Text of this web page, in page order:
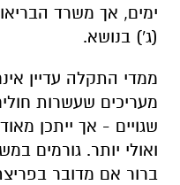
ימים, אך משרד
(ג') בנושא.
ממדי התקלה עדיין
מעריכים שעשרות
שגויים - אך ייתכן
ואולי יותר. גורמים
ברור אם מדובר